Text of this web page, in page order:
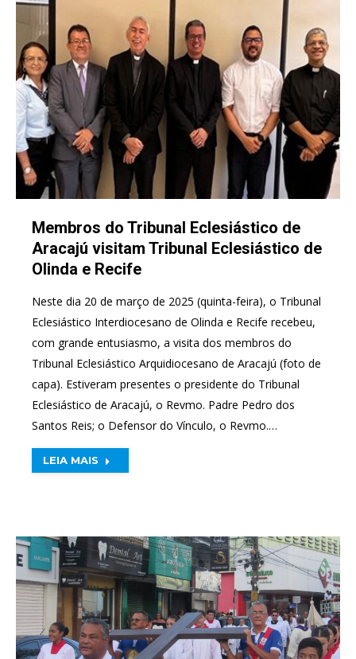
Membros do Tribunal Eclesiástico de
Aracajú visitam Tribunal Eclesiástico de
Olinda e Recife
Neste dia 20 de março de 2025 (quinta-feira), o Tribunal
Eclesiástico Interdiocesano de Olinda e Recife recebeu,
com grande entusiasmo, a visita dos membros do
Tribunal Eclesiástico Arquidiocesano de Aracajú (foto de
capa). Estiveram presentes o presidente do Tribunal
Eclesiástico de Aracajú, o Revmo. Padre Pedro dos
Santos Reis; o Defensor do Vínculo, o Revmo.…
LEIA MAIS